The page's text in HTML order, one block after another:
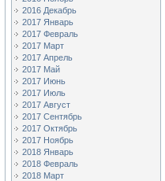
2016 Декабрь
2017 Январь
2017 Февраль
2017 Март
2017 Апрель
2017 Май
2017 Июнь
2017 Июль
2017 Август
2017 Сентябрь
2017 Октябрь
2017 Ноябрь
2018 Январь
2018 Февраль
2018 Март